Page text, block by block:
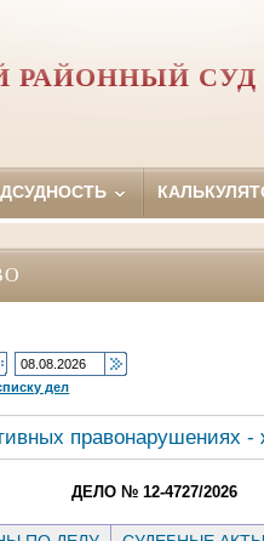
СУД
дел
правонарушениях -
ДЕЛО № 12-4727/2026